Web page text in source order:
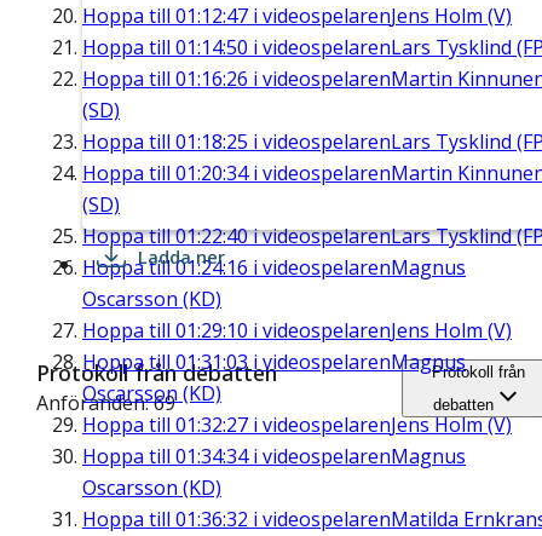
Hoppa till 01:12:47 i videospelarenJens Holm (V)
Hoppa till 01:14:50 i videospelarenLars Tysklind
Hoppa till 01:16:26 i videospelarenMartin
(SD)
Hoppa till 01:18:25 i videospelarenLars Tysklind
Hoppa till 01:20:34i videospelarenMartin
(SD)
Hoppa till01:22:40i videospelarenLars Tysklind
Hoppa till01:24:16 i videospelarenMagnus
Oscarsson (KD)
Hoppa till 01:29:10 i videospelarenJens Holm (V)
Hoppa till 01:31:03 i videospelarenMagnus
Oscarsson (KD)
Hoppa till 01:32:27 i videospelarenJens Holm (V)
Hoppa till 01:34:34i videospelarenMagnus
Oscarsson (KD)
Hoppa till 01:36:32 i videospelarenMatilda
Ladda ner
Protokoll från debatten
Anföranden: 69
Protokoll från
debatten